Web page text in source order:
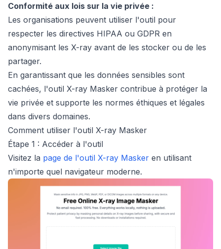
Conformité aux lois sur la vie privée :
Les organisations peuvent utiliser l'outil pour
respecter les directives HIPAA ou GDPR en
anonymisant les X-ray avant de les stocker ou de les
partager.
En garantissant que les données sensibles sont
cachées, l'outil X-ray Masker contribue à protéger la
vie privée et supporte les normes éthiques et légales
dans divers domaines.
Comment utiliser l'outil X-ray Masker
Étape 1 : Accéder à l'outil
Visitez la page de l'outil X-ray Masker en utilisant
n'importe quel navigateur moderne.